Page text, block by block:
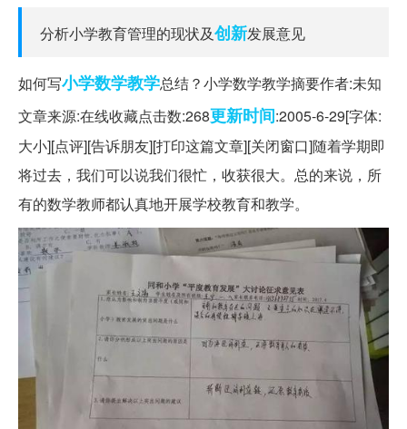
分析小学教育管理的现状及创新发展意见
如何写小学数学教学总结？小学数学教学摘要作者:未知
文章来源:在线收藏点击数:268更新时间:2005-6-29[字体:
大小][点评][告诉朋友][打印这篇文章][关闭窗口]随着学期即
将过去，我们可以说我们很忙，收获很大。总的来说，所
有的数学教师都认真地开展学校教育和教学。